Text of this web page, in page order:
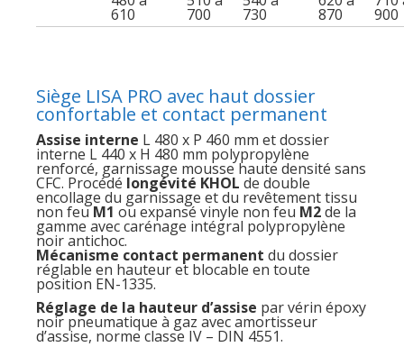
610 700 730 870 900
Siège LISA PRO avec haut dossier
confortable et contact permanent
Assise interne L 480 x P 460 mm et dossier
interne L 440 x H 480 mm polypropylène
renforcé, garnissage mousse haute densité sans
CFC. Procédé longévité KHOL de double
encollage du garnissage et du revêtement tissu
non feuM1 ou expansé vinyle non feu M2de la
gamme avec carénage intégral polypropylène
noir antichoc.
Mécanisme contact permanent du dossier
réglable en hauteur et blocable en toute
position EN-1335.
Réglage de la hauteur d’assise par vérin époxy
noir pneumatique à gaz avec amortisseur
d’assise, norme classe IV – DIN 4551.